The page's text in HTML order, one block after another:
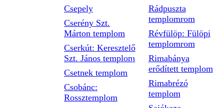
Csepely
Cserény Szt.
Márton templom
Cserkút: Keresztelő
Szt. János templom
Csetnek templom
Csobánc:
Rossztemplom
Rádpuszta
templomrom
Révfülöp: Fülöpi
templomrom
Rimabánya
erődített templom
Rimabrézó
templom